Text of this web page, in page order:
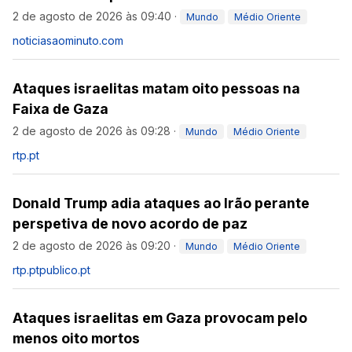
2 de agosto de 2026 às 09:40 · Mundo Médio Oriente
noticiasaominuto.com
Ataques israelitas matam oito pessoas na
Faixa de Gaza
2 de agosto de 2026 às 09:28 · Mundo Médio Oriente
rtp.pt
Donald Trump adia ataques ao Irão perante
perspetiva de novo acordo de paz
2 de agosto de 2026 às 09:20 · Mundo Médio Oriente
rtp.ptpublico.pt
Ataques israelitas em Gaza provocam pelo
menos oito mortos